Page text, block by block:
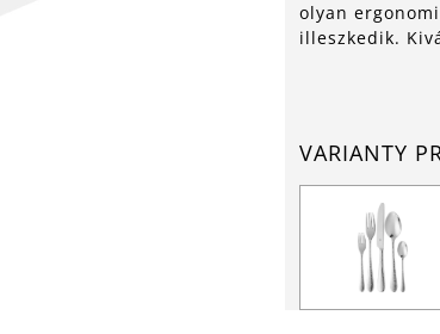
olyan
illeszkedik.
VARIANTY